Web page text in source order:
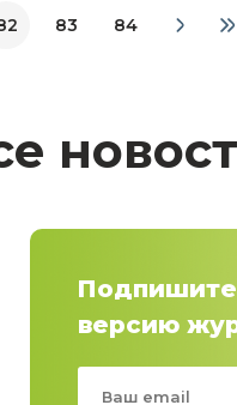
83 84
версию